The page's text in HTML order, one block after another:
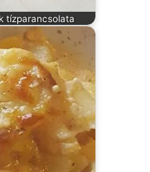
tízparancsolata